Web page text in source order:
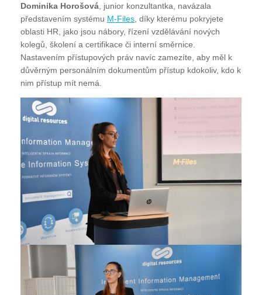
Dominika Horošová , junior konzultantka, navázala
představením systému M-Files , díky kterému pokryjete
oblasti HR, jako jsou nábory, řízení vzdělávání nových
kolegů, školení a certifikace či interní směrnice.
Nastavením přístupových práv navíc zamezíte, aby měl k
důvěrným personálním dokumentům přístup kdokoliv, kdo k
nim přístup mít nemá.